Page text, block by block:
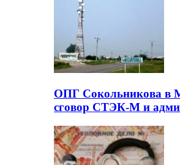
ОПГ Сокольникова в
сговор СТЭК-М и